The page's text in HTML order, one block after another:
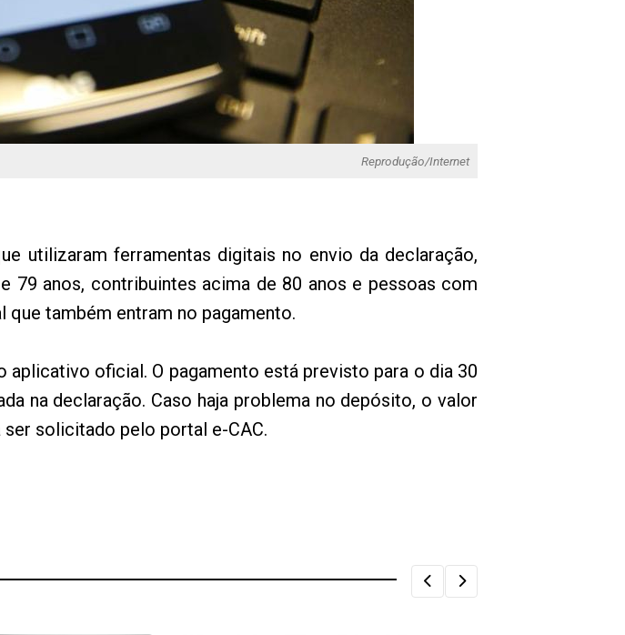
Reprodução/Internet
utilizaram ferramentas digitais no envio da declaração,
anos, contribuintes acima de 80 anos e pessoas com
também entram no pagamento.
oficial. O pagamento está previsto para o dia 30
na declaração. Caso haja problema no depósito, o valor
solicitado pelo portal e-CAC.